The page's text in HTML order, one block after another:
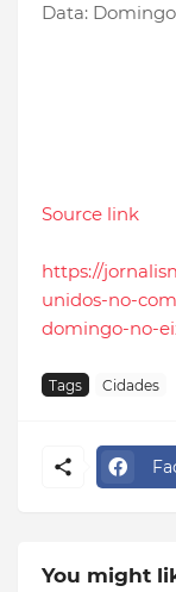
Data:
Source link
https://
unidos-no-
domingo-no-
Tags Cidades
You might